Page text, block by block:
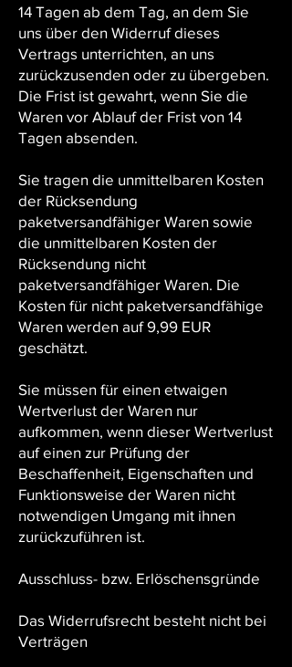
14 Tagen ab dem Tag, an dem Sie
uns über den Widerruf dieses
Vertrags unterrichten, an uns
zurückzusenden oder zu übergeben.
Die Frist ist gewahrt, wenn Sie die
Waren vor Ablauf der Frist von 14
Tagen absenden.
Sie tragen die unmittelbaren Kosten
der Rücksendung
paketversandfähiger Waren sowie
die unmittelbaren Kosten der
Rücksendung nicht
paketversandfähiger Waren. Die
Kosten für nicht paketversandfähige
Waren werden auf 9,99 EUR
geschätzt.
Sie müssen für einen etwaigen
Wertverlust der Waren nur
aufkommen, wenn dieser Wertverlust
auf einen zur Prüfung der
Beschaffenheit, Eigenschaften und
Funktionsweise der Waren nicht
notwendigen Umgang mit ihnen
zurückzuführen ist.
Ausschluss- bzw. Erlöschensgründe
Das Widerrufsrecht besteht nicht bei
Verträgen